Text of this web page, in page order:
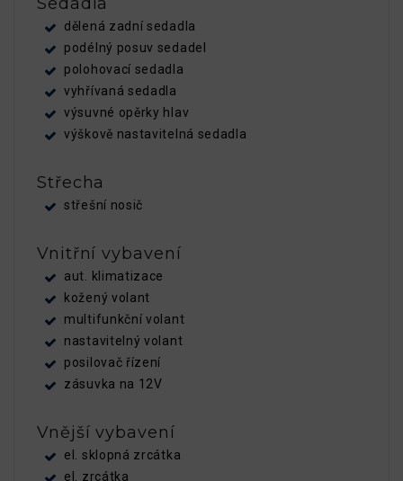
dělená zadní sedadla
podélný posuv sedadel
polohovací sedadla
vyhřívaná sedadla
výsuvné opěrky hlav
výškově nastavitelná sedadla
Střecha
střešní nosič
Vnitřní vybavení
aut. klimatizace
kožený volant
multifunkční volant
nastavitelný volant
posilovač řízení
zásuvka na 12V
Vnější vybavení
el. sklopná zrcátka
el. zrcátka